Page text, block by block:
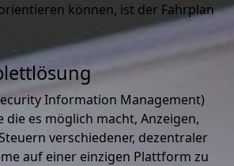
können, ist der Fahrplan
Information Management)
die es möglich macht, Anzeigen,
verschiedener, dezentraler
auf einer einzigen Plattform zu